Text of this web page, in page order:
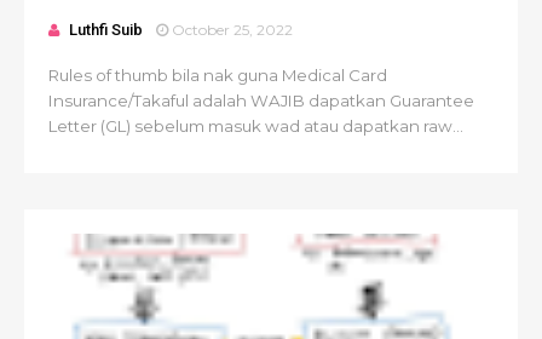
Luthfi Suib October 25, 2022
Rules of thumb bila nak guna Medical Card
Insurance/Takaful adalah WAJIB dapatkan Guarantee
Letter (GL) sebelum masuk wad atau dapatkan raw...